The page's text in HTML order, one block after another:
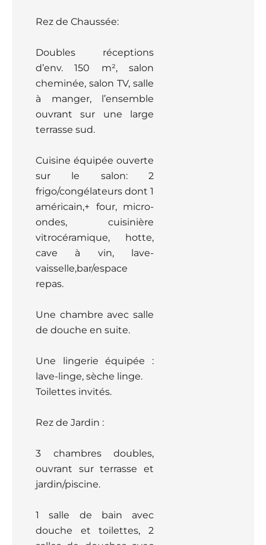
Rez de Chaussée:
Doubles réceptions
d’env. 150 m², salon
cheminée, salon TV, salle
à manger, l’ensemble
ouvrant sur une large
terrasse sud.
Cuisine équipée ouverte
sur le salon: 2
frigo/congélateurs dont 1
américain,+ four, micro-
ondes, cuisinière
vitrocéramique, hotte,
cave à vin, lave-
vaisselle,bar/espace
repas.
Une chambre avec salle
de douche en suite.
Une lingerie équipée :
lave-linge, sèche linge.
Toilettes invités.
Rez de Jardin :
3 chambres doubles,
ouvrant sur terrasse et
jardin/piscine.
1 salle de bain avec
douche et toilettes, 2